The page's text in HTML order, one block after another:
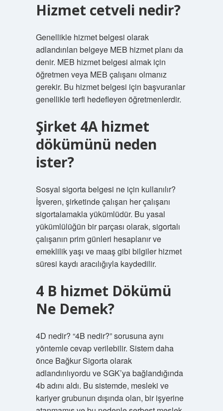
Hizmet cetveli nedir?
Genellikle hizmet belgesi olarak
adlandırılan belgeye MEB hizmet planı da
denir. MEB hizmet belgesi almak için
öğretmen veya MEB çalışanı olmanız
gerekir. Bu hizmet belgesi için başvuranlar
genellikle terfi hedefleyen öğretmenlerdir.
Şirket 4A hizmet
dökümünü neden
ister?
Sosyal sigorta belgesi ne için kullanılır?
İşveren, şirketinde çalışan her çalışanı
sigortalamakla yükümlüdür. Bu yasal
yükümlülüğün bir parçası olarak, sigortalı
çalışanın prim günleri hesaplanır ve
emeklilik yaşı ve maaş gibi bilgiler hizmet
süresi kaydı aracılığıyla kaydedilir.
4 B hizmet Dökümü
Ne Demek?
4D nedir? “4B nedir?” sorusuna aynı
yöntemle cevap verilebilir. Sistem daha
önce Bağkur Sigorta olarak
adlandırılıyordu ve SGK’ya bağlandığında
4b adını aldı. Bu sistemde, mesleki ve
kariyer grubunun dışında olan, bir işyerine